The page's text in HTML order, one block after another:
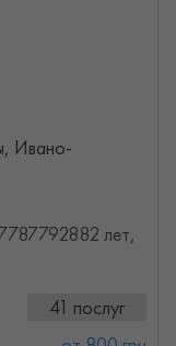
Ивано-
лет,
41 послуг